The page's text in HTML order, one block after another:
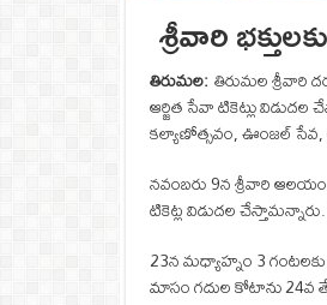
శ్రీవారి
తిరుమల:తిరుమల శ్రీవారి
ఆర్జిత సేవా టికెట్లు విడుదల
కల్యాణోత్సవం, ఊంజల్ సేవ,
నవంబరు 9న శ్రీవారి
టికెట్ల విడుదల
23న మధ్యాహ్నం 3
మాసం గదుల కోటాను 24వ